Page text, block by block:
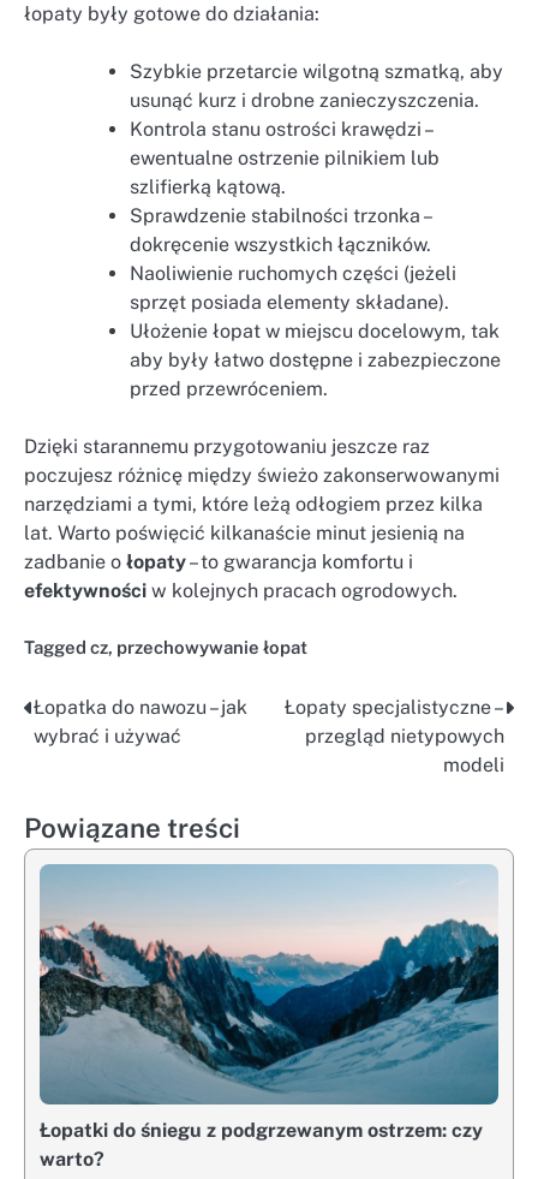
łopaty były gotowe do działania:
Szybkie przetarcie wilgotną szmatką, aby
usunąć kurz i drobne zanieczyszczenia.
Kontrola stanu ostrości krawędzi –
ewentualne ostrzenie pilnikiem lub
szlifierką kątową.
Sprawdzenie stabilności trzonka –
dokręcenie wszystkich łączników.
Naoliwienie ruchomych części (jeżeli
sprzęt posiada elementy składane).
Ułożenie łopat w miejscu docelowym, tak
aby były łatwo dostępne i zabezpieczone
przed przewróceniem.
Dzięki starannemu przygotowaniu jeszcze raz
poczujesz różnicę między świeżo zakonserwowanymi
narzędziami a tymi, które leżą odłogiem przez kilka
lat. Warto poświęcić kilkanaście minut jesienią na
zadbanie o łopaty– to gwarancja komfortu i
efektywności w kolejnych pracach ogrodowych.
Tagged cz, przechowywanie łopat
Nawigacja
wpisu
Łopatka do nawozu – jak
wybrać i używać
Łopaty specjalistyczne –
przegląd nietypowych
modeli
Powiązane treści
Łopatki do śniegu z podgrzewanym ostrzem: czy
warto?